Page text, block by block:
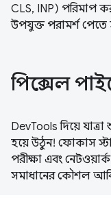
CLS, INP) পরিমাপ
উপযুক্ত পরামর্শ পেতে
পিক্সেল
DevTools দিয়ে
হয়ে উঠুন! ফোকাস
পরীক্ষা এবং
সমাধানের কৌশল